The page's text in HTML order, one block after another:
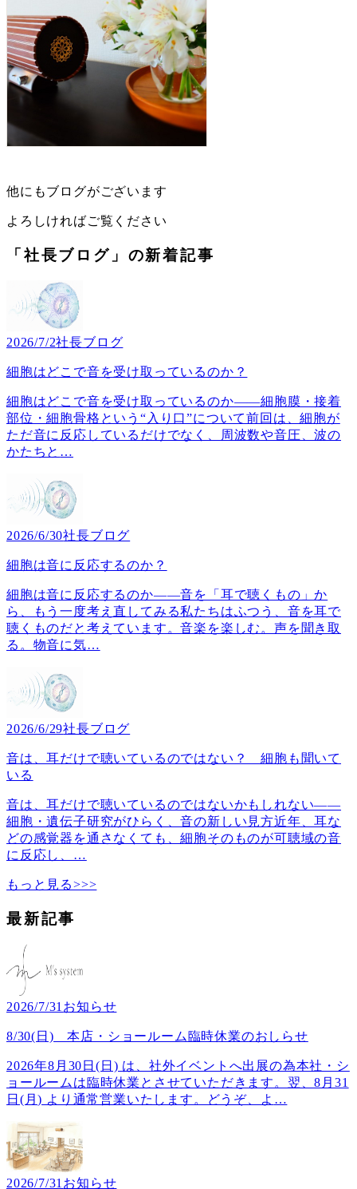
他にもブログがございます
よろしければご覧ください
「社長ブログ」の新着記事
2026/7/2社長ブログ
細胞はどこで音を受け取っているのか？
細胞はどこで音を受け取っているのか――細胞膜・接着
部位・細胞骨格という“入り口”について前回は、細胞が
ただ音に反応しているだけでなく、周波数や音圧、波の
かたちと …
2026/6/30社長ブログ
細胞は音に反応するのか？
細胞は音に反応するのか――音を「耳で聴くもの」か
ら、もう一度考え直してみる私たちはふつう、音を耳で
聴くものだと考えています。音楽を楽しむ。声を聞き取
る。物音に気…
2026/6/29社長ブログ
音は、耳だけで聴いているのではない？ 細胞も聞いて
いる
音は、耳だけで聴いているのではないかもしれない――
細胞・遺伝子研究がひらく、音の新しい見方近年、耳な
どの感覚器を通さなくても、細胞そのものが可聴域の音
に反応し、 …
もっと見る>>>
最新記事
2026/7/31 お知らせ
8/30(日) 本店・ショールーム臨時休業のおしらせ
2026年8月30日(日) は、社外イベントへ出展の為本社・シ
ョールームは臨時休業とさせていただきます。翌、8月31
日(月) より通常営業いたします。どうぞ、よ …
2026/7/31 お知らせ